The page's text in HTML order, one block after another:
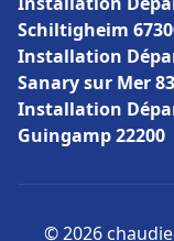
Schiltigheim
Installation
Sanary sur Mer
Installation
Guingamp 22200
© 2026